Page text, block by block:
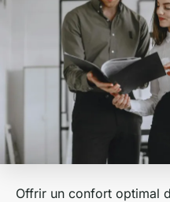
Offrir un confort optimal